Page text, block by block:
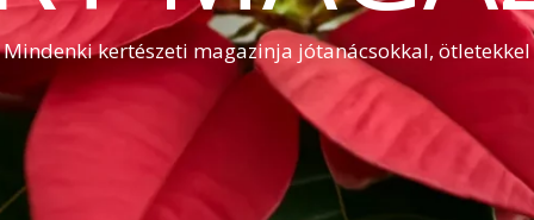
Mindenki kertészeti magazinja jótanácsokkal, ötletekkel